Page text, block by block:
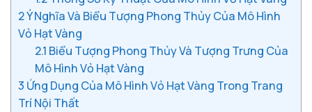
2Ý Nghĩa Và Biểu Tượng Phong Thủy Của Mô Hình
Vỏ Hạt Vàng
2.1 Biểu Tượng Phong Thủy Và Tượng Trưng Của
Mô Hình Vỏ Hạt Vàng
3 Ứng Dụng Của Mô Hình Vỏ Hạt Vàng Trong Trang
Trí Nội Thất